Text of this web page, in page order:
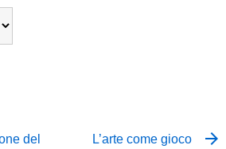
del
L’arte come gioco